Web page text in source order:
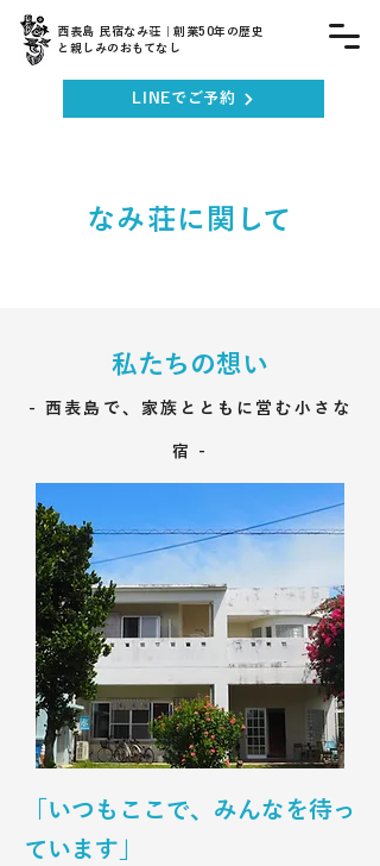
西表島 民宿なみ荘｜創業50年の歴史
と親しみのおもてなし
LINEでご予約
なみ荘に関して
私たちの想い
- 西表島で、家族とともに営む小さな
宿 -
「いつもここで、みんなを待っ
ています」